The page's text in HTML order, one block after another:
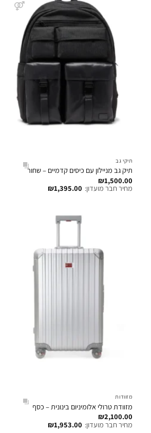
תיקי גב
תיק גב מניילון עם כיסים קדמיים – שחור
₪1,500.00
מחיר חבר מועדון:
₪1,395.00
מזוודות
מזוודת טרולי אלומיניום בינונית – כסף
₪2,100.00
מחיר חבר מועדון:
₪1,953.00